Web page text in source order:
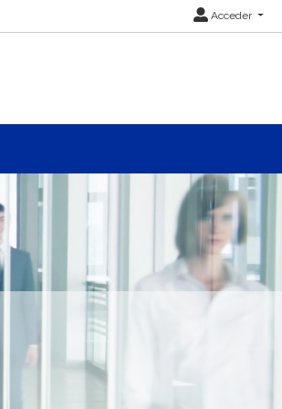
Acceder